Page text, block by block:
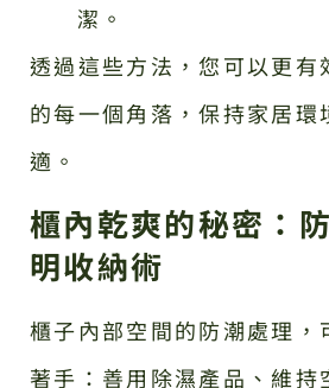
潔。
透過這些方法，您可以更有
的每一個角落，保持家居環
適。
櫃內乾爽的秘密：
明收納術
櫃子內部空間的防潮處理，
著手：善用除濕產品、維持